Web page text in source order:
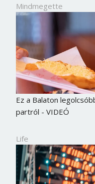
Mindmegette
Ez a Balaton
partról - VIDEÓ
Life